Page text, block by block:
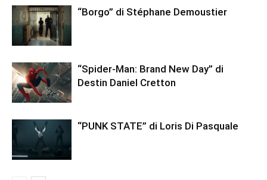
“Borgo” di Stéphane Demoustier
“Spider-Man: Brand New Day” di
Destin Daniel Cretton
“PUNK STATE” di Loris Di Pasquale